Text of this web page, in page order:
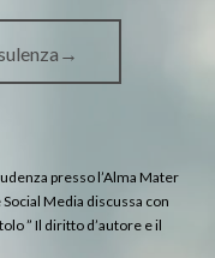
presso l’Alma Mater
Media discussa con
” Il diritto d’autore e il